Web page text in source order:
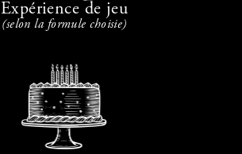
Expérience de jeu
(selon la formule choisie)